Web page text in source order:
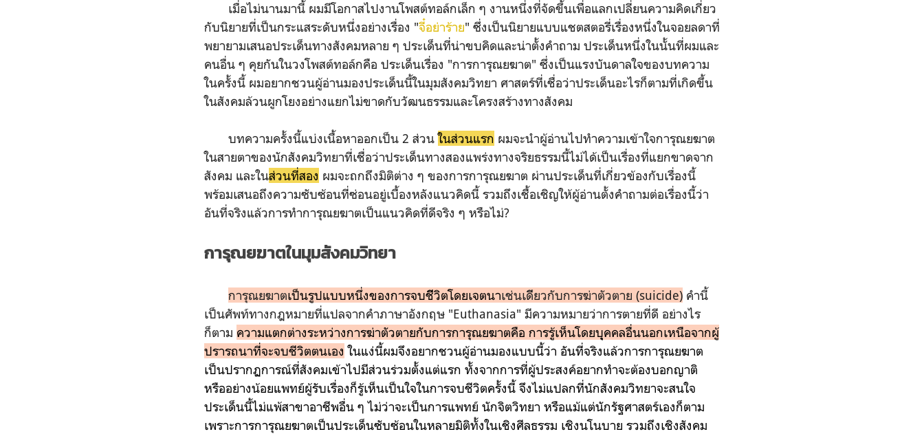
เมื่อไม่นานมานี้ ผมมีโอกาสไปงานโพสต์ทอล์กเล็ก ๆ งานหนึ่งที่จัดขึ้นเพื่อแลกเปลี่ยนความคิดเกี่ยว
กับนิยายที่เป็นกระแสระดับหนึ่งอย่างเรื่อง "จี๋อย่าร้าย" ซึ่งเป็นนิยายแบบแชตสตอรี่เรื่องหนึ่งในจอยลดาที่
พยายามเสนอประเด็นทางสังคมหลาย ๆ ประเด็นที่น่าขบคิดและน่าตั้งคำถาม ประเด็นหนึ่งในนั้นที่ผมและ
คนอื่น ๆ คุยกันในวงโพสต์ทอล์กคือ ประเด็นเรื่อง "การการุณยฆาต" ซึ่งเป็นแรงบันดาลใจของบทความ
ในครั้งนี้ ผมอยากชวนผู้อ่านมองประเด็นนี้ในมุมสังคมวิทยา ศาสตร์ที่เชื่อว่าประเด็นอะไรก็ตามที่เกิดขึ้น
ในสังคมล้วนผูกโยงอย่างแยกไม่ขาดกับวัฒนธรรมและโครงสร้างทางสังคม
บทความครั้งนี้แบ่งเนื้อหาออกเป็น 2 ส่วน ในส่วนแรก ผมจะนำผู้อ่านไปทำความเข้าใจการุณยฆาต
ในสายตาของนักสังคมวิทยาที่เชื่อว่าประเด็นทางสองแพร่งทางจริยธรรมนี้ไม่ได้เป็นเรื่องที่แยกขาดจาก
สังคม และในส่วนที่สอง ผมจะถกถึงมิติต่าง ๆ ของการการุณยฆาต ผ่านประเด็นที่เกี่ยวข้องกับเรื่องนี้
พร้อมเสนอถึงความซับซ้อนที่ซ่อนอยู่เบื้องหลังแนวคิดนี้ รวมถึงเชื้อเชิญให้ผู้อ่านตั้งคำถามต่อเรื่องนี้ว่า
อันที่จริงแล้วการทำการุณยฆาตเป็นแนวคิดที่ดีจริง ๆ หรือไม่?
การุณยฆาตในมุมสังคมวิทยา
การุณยฆาตเป็นรูปแบบหนึ่งของการจบชีีวิตโดยเจตนาเช่นเดีียวกับการฆ่าตัวตาย (suicide) คำนี้
เป็นศัพท์ทางกฎหมายที่แปลจากคำภาษาอังกฤษ "Euthanasia" มีความหมายว่าการตายที่ดี อย่างไร
ก็ตาม ความแตกต่างระหว่างการฆ่าตัวตายกับการการุณยฆาตคือ การรู้เห็นโดยบุุคคลอื่นนอกเหนือจากผู้
ปรารถนาที่จะจบชีวิตตนเอง ในแง่นี้ผมจึงอยากชวนผู้อ่านมองแบบนี้ว่า อันที่จริงแล้วการการุณยฆาต
เป็นปรากฏการณ์ที่สังคมเข้าไปมีส่วนร่วมตั้งแต่แรก ทั้งจากการที่ผู้ประสงค์อยากทำจะต้องบอกญาติ
หรืออย่างน้อยแพทย์ผู้รับเรื่องก็รู้เห็นเป็นใจในการจบชีวิตครั้งนี้ จึงไม่แปลกที่นักสังคมวิทยาจะสนใจ
ประเด็นนี้ไม่แพ้สาขาอาชีพอื่น ๆ ไม่ว่าจะเป็นการแพทย์ นักจิตวิทยา หรือแม้แต่นักรัฐศาสตร์เองก็ตาม
เพราะการการุณยฆาตเป็นประเด็นซับซ้อนในหลายมิติทั้งในเชิงศีลธรรม เชิงนโนบาย รวมถึงเชิงสังคม